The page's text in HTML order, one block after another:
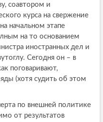
соавтором и
курса на свержение
начальном этапе
на то основанием
иностранных дел и
Сегодня он – в
поговаривают,
(хотя судить об этом
по внешней политике
от результатов